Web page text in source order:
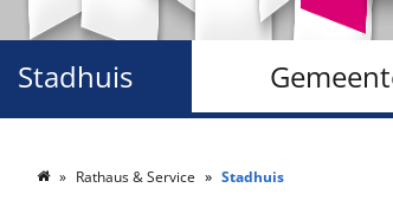
Stadhuis
Rathaus & Service Stadhuis